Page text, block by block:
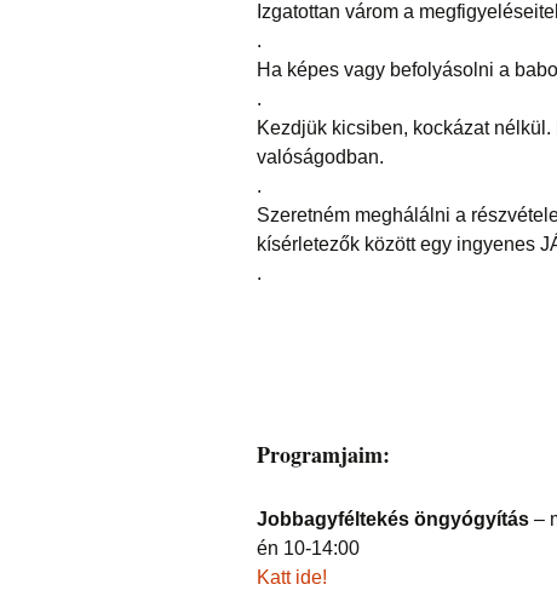
Izgatottan várom a
.
Ha képes vagy befolyásolni a
.
Kezdjük kicsiben, kockázat
valóságodban.
.
Szeretném meghálálni a
kísérletezők között egy ingyenes
.
Programjaim:
Jobbagyféltekés öngyógyítás –
én 10-14:00
Katt ide!